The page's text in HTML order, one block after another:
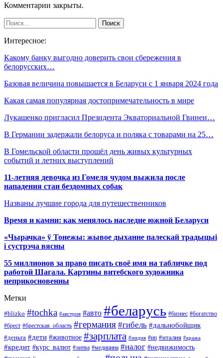
Комментарии закрыты.
Интересное:
Какому банку выгодно доверить свои сбережения в
белорусских…
Базовая величина повышается в Беларуси с 1 января 2024 года
Какая самая популярная достопримечательность в мире
Лукашенко пригласил Президента Экваториальной Гвинеи…
В Германии задержали белоруса и поляка с товарами на 25…
В Гомельской области прошёл день живых культурных
событий и летних выступлений
11-летняя девочка из Гомеля чудом выжила после
нападения стаи бездомных собак
Названы лучшие города для путешественников
Время и камни: как менялось наследие южной Беларуси
«Чырачка» ў Тонежы: жывое дыханне палескай традыцыі
і сустрэча вясны
55 миллионов за право писать своё имя на табличке под
работой Шагала. Картины витебского художника
неприкосновенны
Метки
#blizko #tochka #австрия #авто #беларусь #бизнес #богатство
#брест #брестская_область #германия #гибель #дальнобойщик
#деньга #дети #животное #зарплата #индия #ип #италия #кража
#кредит #курс_валют #литва #медицина #налог #недвижимость